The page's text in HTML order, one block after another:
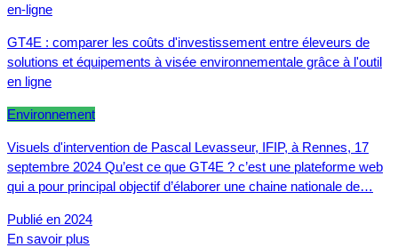
GT4E : comparer les coûts d'investissement entre éleveurs de
solutions et équipements à visée environnementale grâce à l'outil
en ligne
Environnement
Visuels d'intervention de Pascal Levasseur, IFIP, à Rennes, 17
septembre 2024 Qu’est ce que GT4E ? c’est une plateforme web
qui a pour principal objectif d’élaborer une chaine nationale de…
Publié en 2024
En savoir plus